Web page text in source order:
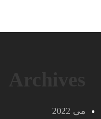
می 2022